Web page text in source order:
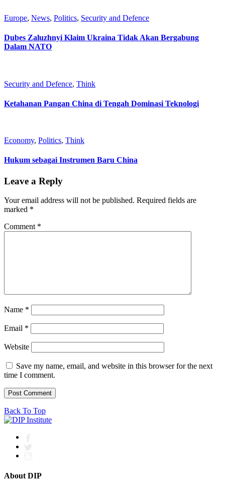
Europe, News, Politics, Security and Defence
Dubes Zaluzhnyi Klaim Ukraina Tidak Akan Bergabung
Dalam NATO
Security and Defence, Think
Ketahanan Pangan China di Tengah Dominasi Teknologi
Economy, Politics, Think
Hukum sebagai Instrumen Baru China
Leave a Reply
Your email address will not be published. Required fields are
marked *
Comment *
Name *
Email *
Website
Save my name, email, and website in this browser for the next
time I comment.
Back To Top
About DIP